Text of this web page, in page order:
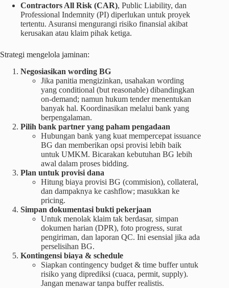
Contractors All Risk (CAR), Public Liability, dan
Professional Indemnity (PI) diperlukan untuk proyek
tertentu. Asuransi mengurangi risiko finansial akibat
kerusakan atau klaim pihak ketiga.
Strategi mengelola jaminan:
Negosiasikan wording BG
Jika panitia mengizinkan, usahakan wording
yang conditional (but reasonable) dibandingkan
on-demand; namun hukum tender menentukan
banyak hal. Koordinasikan melalui bank yang
berpengalaman.
Pilih bank partner yang paham pengadaan
Hubungan bank yang kuat mempercepat issuance
BG dan memberikan opsi provisi lebih baik
untuk UMKM. Bicarakan kebutuhan BG lebih
awal dalam proses bidding.
Plan untuk provisi dana
Hitung biaya provisi BG (commision), collateral,
dan dampaknya ke cashflow; masukkan ke
pricing.
Simpan dokumentasi bukti pekerjaan
Untuk menolak klaim tak berdasar, simpan
dokumen harian (DPR), foto progress, surat
pengiriman, dan laporan QC. Ini esensial jika ada
perselisihan BG.
Kontingensi biaya & schedule
Siapkan contingency budget & time buffer untuk
risiko yang diprediksi (cuaca, permit, supply).
Jangan menawar tanpa buffer realistis.